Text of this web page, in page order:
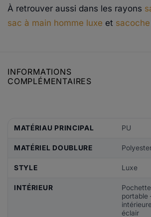
À retrouver aussi dans les rayons
sac à main homme luxe et
INFORMATIONS
COMPLÉMENTAIRES
MATÉRIAU PRINCIPAL PU
MATÉRIEL DOUBLURE
STYLE Luxe
INTÉRIEUR
portable
éclair